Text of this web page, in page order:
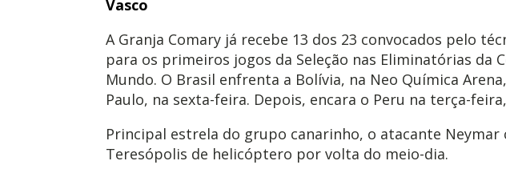
Vasco
A Granja Comary já recebe 13 dos 23 convocados pelo
para os primeiros jogos da Seleção nas Eliminatórias da
Mundo. O Brasil enfrenta a Bolívia, na Neo Química
Paulo, na sexta-feira. Depois, encara o Peru na terça-
Principal estrela do grupo canarinho, o atacante Neymar
Teresópolis de helicóptero por volta do meio-dia.